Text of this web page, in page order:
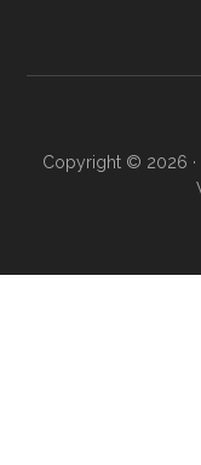
Copyright © 2026 ·